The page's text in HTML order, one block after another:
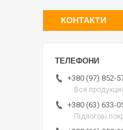
КОНТАКТИ
+380 (97) 852-
Вся
+380 (63) 633-
Підлогові